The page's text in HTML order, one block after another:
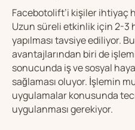
Facebotolift’i kişiler ihtiyaç
Uzun süreli etkinlik için 2-3
yapılması tavsiye ediliyor.
avantajlarından biri de
sonucunda iş ve sosyal
sağlaması oluyor. İşlemin
uygulamalar konusunda
uygulanması gerekiyor.